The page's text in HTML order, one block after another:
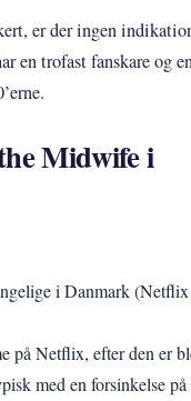
er der ingen
en trofast fanskare og
Midwife i
i Danmark
på Netflix, efter den er
med en forsinkelse